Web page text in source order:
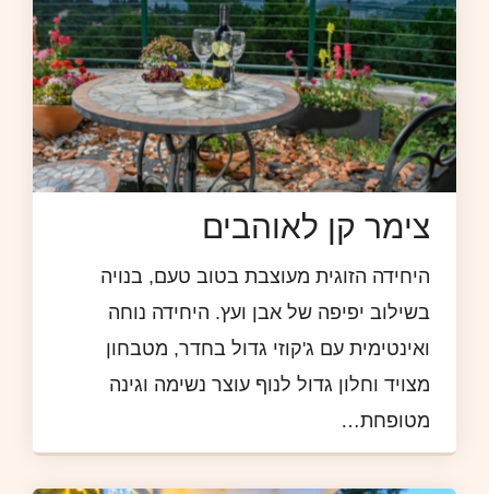
צימר קן לאוהבים
היחידה הזוגית מעוצבת בטוב טעם, בנויה
בשילוב יפיפה של אבן ועץ. היחידה נוחה
ואינטימית עם ג'קוזי גדול בחדר, מטבחון
מצויד וחלון גדול לנוף עוצר נשימה וגינה
מטופחת…